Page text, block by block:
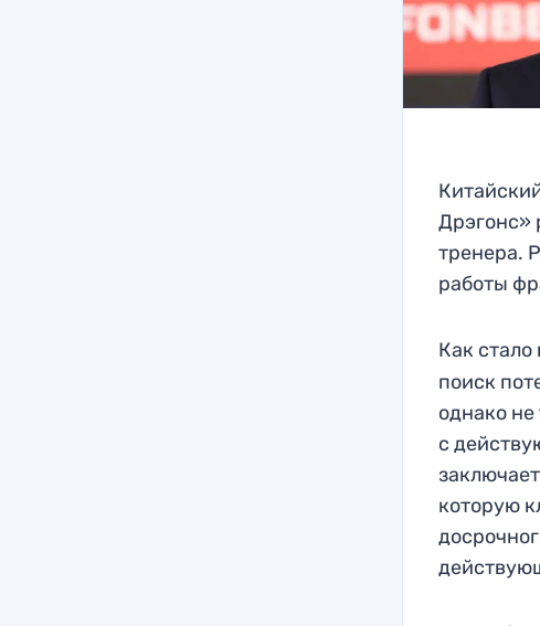
Дрэгонс»
тренера.
работы
Как стало
поиск
однако
с
которую